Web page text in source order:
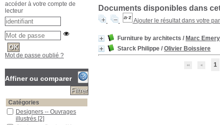
Documents disponibles dans
Ajouter le résultat dans votre
Furniture by architects / Marc Emery
Starck Philippe / Olivier Boissiere
1
accéder à votre compte de
lecteur
Mot de passe oublié ?
Affiner ou comparer
Catégories
Designers -- Ouvrages
illustrés [2]